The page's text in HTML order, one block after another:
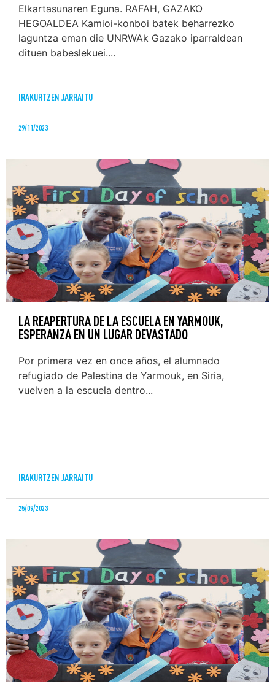
Elkartasunaren Eguna. RAFAH, GAZAKO
HEGOALDEA Kamioi-konboi batek beharrezko
laguntza eman die UNRWAk Gazako iparraldean
dituen babeslekuei....
IRAKURTZEN JARRAITU
29/11/2023
LA REAPERTURA DE LA ESCUELA EN YARMOUK,
ESPERANZA EN UN LUGAR DEVASTADO
Por primera vez en once años, el alumnado
refugiado de Palestina de Yarmouk, en Siria,
vuelven a la escuela dentro...
IRAKURTZEN JARRAITU
25/09/2023